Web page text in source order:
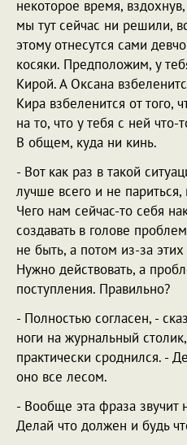
некоторое время,
мы тут сейчас ни решили,
этому отнесутся сами
косяки. Предположим, у
Кирой. А Оксана
Кира взбеленится от того,
на то, что у тебя с ней что-
В общем, куда ни кинь.
- Вот как раз в такой
лучше всего и не
Чего нам сейчас-то себя
создавать в голове
не быть, а потом из-за
Нужно действовать, а
поступления. Правильно?
- Полностью согласен, -
ноги на журнальный
практически сроднился. -
оно все лесом.
- Вообще эта фраза звучит
Делай что должен и будь